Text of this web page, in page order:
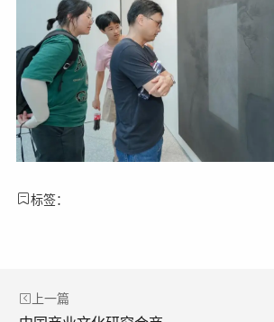
标签：
上一篇